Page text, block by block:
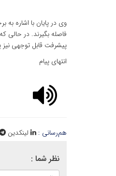
وی در پایان با اشاره
فاصله بگیرند. در حالی
پیشرفت قابل توجهی نیز
انتهای پیام
هم‌رسانی : لینکدین
نظر شما :